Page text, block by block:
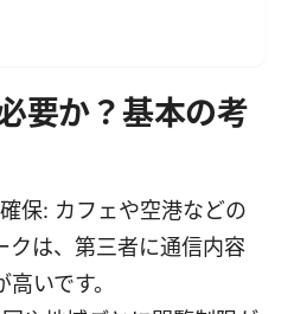
要か？基本の考
保: カフェや空港などの
クは、第三者に通信内容
いです。